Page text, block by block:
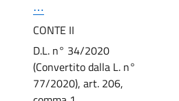
⋯
CONTE II
D.L. n° 34/2020
(Convertito dalla L. n°
77/2020), art. 206,